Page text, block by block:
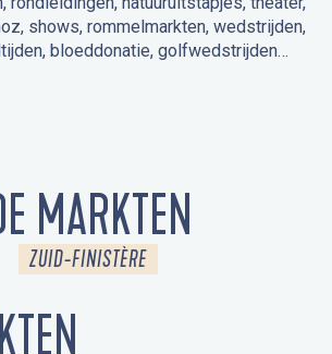
shows, rommelmarkten, wedstrijden,
bloeddonatie, golfwedstrijden…
MARKTEN
ZUID-FINISTÈRE